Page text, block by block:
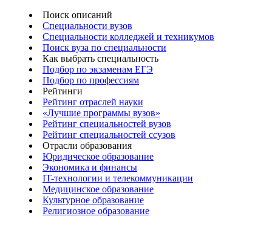
Поиск описаний
Специальности вузов
Специальности колледжей и техникумов
Поиск вуза по специальности
Как выбрать специальность
Подбор по экзаменам ЕГЭ
Подбор по профессиям
Рейтинги
Рейтинг отраслей науки
«Лучшие программы вузов»
Рейтинг специальностей вузов
Рейтинг специальностей ссузов
Отрасли образования
Юридическое образование
Экономика и финансы
IT-технологии и телекоммуникации
Медицинское образование
Культурное образование
Религиозное образование